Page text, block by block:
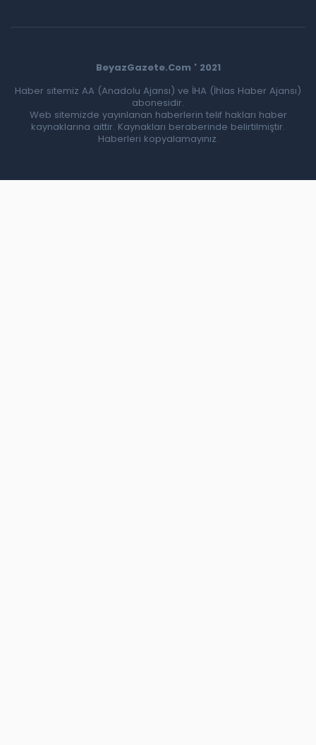
BeyazGazete.Com ' 2021
Haber sitemiz AA (Anadolu Ajansı) ve İHA (İhlas Haber Ajansı)
abonesidir.
Web sitemizde yayınlanan haberlerin telif hakları haber
kaynaklarına aittir. Kaynakları beraberinde belirtilmiştir.
Haberleri kopyalamayınız.